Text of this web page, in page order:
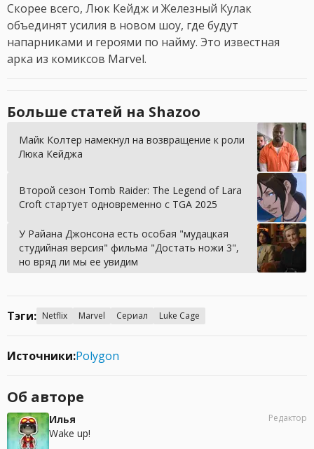
Скорее всего, Люк Кейдж и Железный Кулак
объединят усилия в новом шоу, где будут
напарниками и героями по найму. Это известная
арка из комиксов Marvel.
Больше статей на Shazoo
Майк Колтер намекнул на возвращение к роли
Люка Кейджа
Второй сезон Tomb Raider: The Legend of Lara
Croft стартует одновременно с TGA 2025
У Райана Джонсона есть особая "мудацкая
студийная версия" фильма "Достать ножи 3",
но вряд ли мы ее увидим
Тэги: Netflix Marvel Сериал Luke Cage
Источники:Polygon
Об авторе
Илья
Wake up!
Редактор